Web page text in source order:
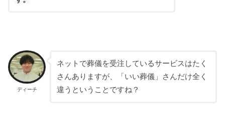
ディーチ
ネットで葬儀を受注しているサービスはたく
さんありますが、「いい葬儀」さんだけ全く
違うということですね？